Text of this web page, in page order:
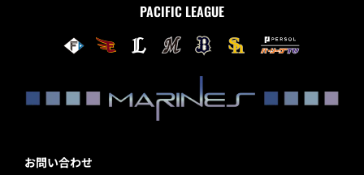
PACIFIC LEAGUE
お問い合わせ